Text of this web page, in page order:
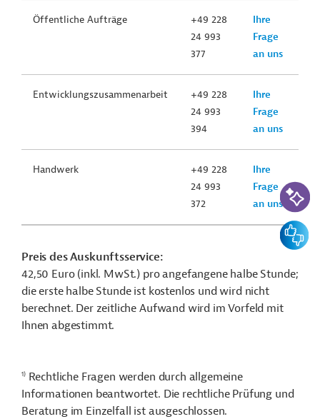
Öffentliche Aufträge
+49 228
24 993
377
Ihre
Frage
an uns
Entwicklungszusammenarbeit
+49 228
24 993
394
Ihre
Frage
an uns
Handwerk
+49 228
24 993
372
Ihre
Frage
an uns
Preis des Auskunftsservice:
42,50 Euro (inkl. MwSt.) pro angefangene halbe Stunde;
die erste halbe Stunde ist kostenlos und wird nicht
berechnet. Der zeitliche Aufwand wird im Vorfeld mit
Ihnen abgestimmt.
1)Rechtliche Fragen werden durch allgemeine
Informationen beantwortet. Die rechtliche Prüfung und
Beratung im Einzelfall ist ausgeschlossen.
KI-